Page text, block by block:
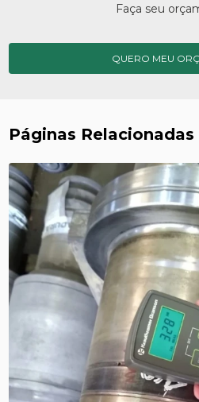
Faça seu
QUERO MEU
Páginas Relacionadas